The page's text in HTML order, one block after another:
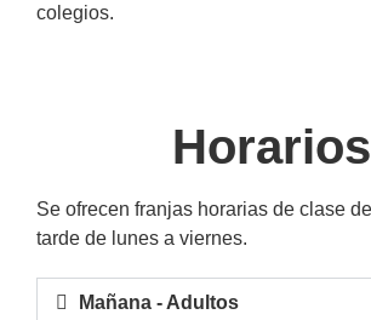
colegios. ​
Horarios
Se ofrecen franjas horarias de clase
tarde de lunes a viernes. ​
Mañana - Adultos